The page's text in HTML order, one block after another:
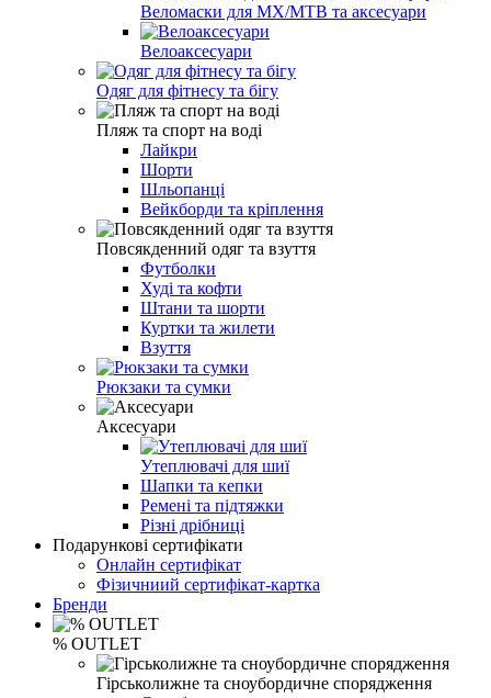
Веломаски для MX/MTB та аксесуари
Велоаксесуари
Одяг для фітнесу та бігу
Пляж та спорт на воді
Лайкри
Шорти
Шльопанці
Вейкборди та кріплення
Повсякденний одяг та взуття
Футболки
Худі та кофти
Штани та шорти
Куртки та жилети
Взуття
Рюкзаки та сумки
Аксесуари
Утеплювачі для шиї
Шапки та кепки
Ремені та підтяжки
Різні дрібниці
Подарункові сертифікати
Онлайн сертифікат
Фізичниий сертифікат-картка
Бренди
% OUTLET
Гірськолижне та сноубордичне спорядження